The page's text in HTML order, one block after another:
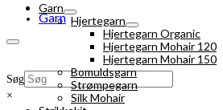
Garn
Søg
×
Garn
Hjertegarn
Hjertegarn Organic
Hjertegarn Mohair 120
Hjertegarn Mohair 150
Bomuldsgarn
Strømpegarn
Silk Mohair